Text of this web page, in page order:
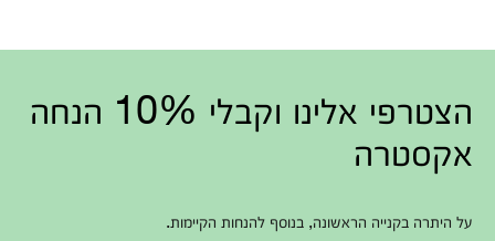
הצטרפי אלינו וקבלי 10% הנחה
אקסטרה
על היתרה בקנייה הראשונה, בנוסף להנחות הקיימות.